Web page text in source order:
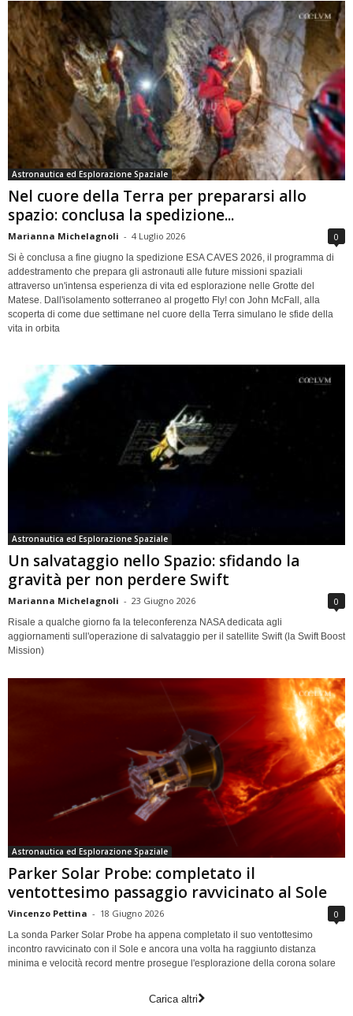
Astronautica ed Esplorazione Spaziale
Nel cuore della Terra per prepararsi allo
spazio: conclusa la spedizione...
Marianna Michelagnoli - 4 Luglio 2026 0
Si è conclusa a fine giugno la spedizione ESA CAVES 2026, il programma di
addestramento che prepara gli astronauti alle future missioni spaziali
attraverso un'intensa esperienza di vita ed esplorazione nelle Grotte del
Matese. Dall'isolamento sotterraneo al progetto Fly! con John McFall, alla
scoperta di come due settimane nel cuore della Terra simulano le sfide della
vita in orbita
Astronautica ed Esplorazione Spaziale
Un salvataggio nello Spazio: sfidando la
gravità per non perdere Swift
Marianna Michelagnoli - 23 Giugno 2026 0
Risale a qualche giorno fa la teleconferenza NASA dedicata agli
aggiornamenti sull'operazione di salvataggio per il satellite Swift (la Swift Boost
Mission)
Astronautica ed Esplorazione Spaziale
Parker Solar Probe: completato il
ventottesimo passaggio ravvicinato al Sole
Vincenzo Pettina - 18 Giugno 2026 0
La sonda Parker Solar Probe ha appena completato il suo ventottesimo
incontro ravvicinato con il Sole e ancora una volta ha raggiunto distanza
minima e velocità record mentre prosegue l'esplorazione della corona solare
Carica altri